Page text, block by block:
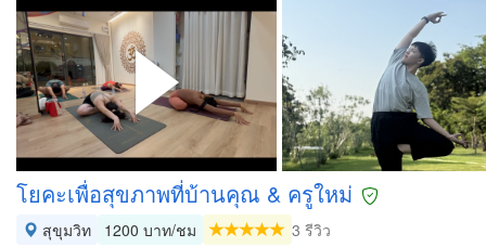
โยคะเพื่อสุขภาพที่บ้านคุณ & ครูใหม่
สุขุมวิท 1200 บาท/ชม
3 รีวิว